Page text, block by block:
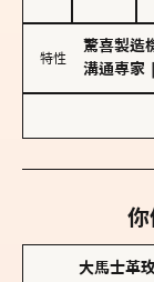
特性
驚喜製造
溝通專家
你
大馬士革